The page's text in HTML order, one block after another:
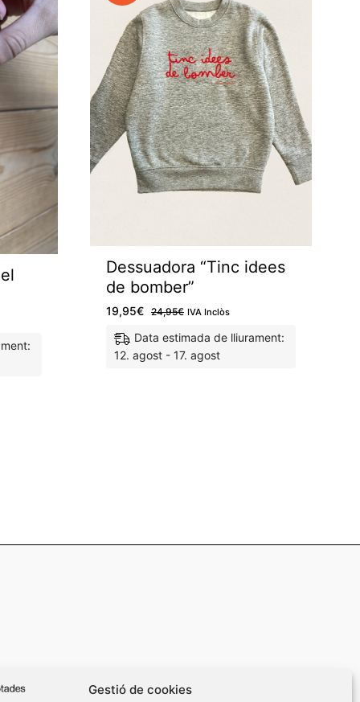
Gestió de cookies
Dessuadora “Tinc idees
de bomber”
19,95€ 24,95€ IVA Inclòs
Data estimada de lliurament:
12. agost - 17. agost